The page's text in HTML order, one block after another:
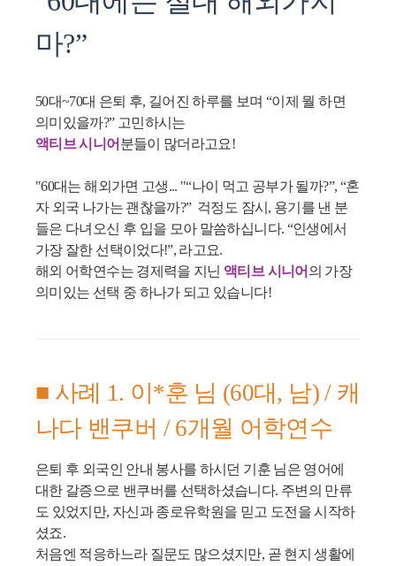
마?”
50대~70대 은퇴 후, 길어진 하루를 보며 “이제 뭘 하면
의미있을까?” 고민하시는
액티브 시니어 분들이 많더라고요!
"60대는 해외가면 고생... "“나이 먹고 공부가 될까?”, “혼
자 외국 나가는 괜찮을까?” 걱정도 잠시, 용기를 낸 분
들은 다녀오신 후 입을 모아 말씀하십니다. “인생에서
가장 잘한 선택이었다!”, 라고요.
해외 어학연수는 경제력을 지닌 액티브 시니어 의 가장
의미있는 선택 중 하나가 되고 있습니다!
■ 사례 1. 이*훈 님 (60대, 남) / 캐
나다 밴쿠버 / 6개월 어학연수
은퇴 후 외국인 안내 봉사를 하시던 기훈 님은 영어에
대한 갈증으로 밴쿠버를 선택하셨습니다. 주변의 만류
도 있었지만, 자신과 종로유학원을 믿고 도전을 시작하
셨죠.
처음엔 적응하느라 질문도 많으셨지만, 곧 현지 생활에